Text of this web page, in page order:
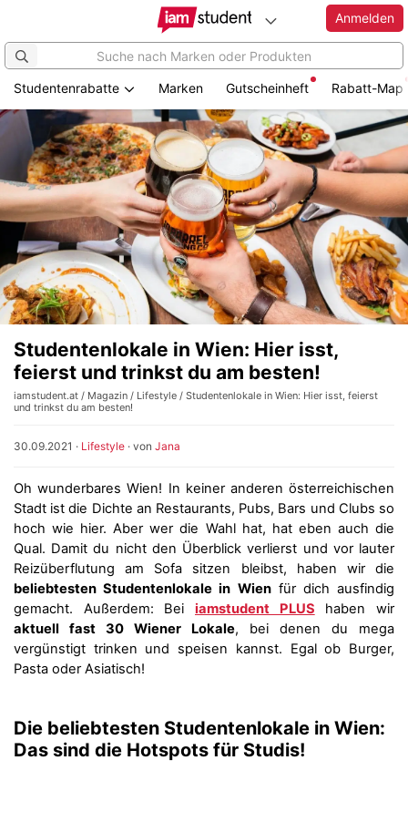
Anmelden
Studentenrabatte Marken Gutscheinheft Rabatt-Map
Studentenlokale in Wien: Hier isst,
feierst und trinkst du am besten!
iamstudent.at / Magazin / Lifestyle / Studentenlokale in Wien: Hier isst, feierst
und trinkst du am besten!
30.09.2021 · Lifestyle · von Jana
Oh wunderbares Wien! In keiner anderen österreichischen
Stadt ist die Dichte an Restaurants, Pubs, Bars und Clubs so
hoch wie hier. Aber wer die Wahl hat, hat eben auch die
Qual. Damit du nicht den Überblick verlierst und vor lauter
Reizüberflutung am Sofa sitzen bleibst, haben wir die
beliebtesten Studentenlokale in Wienfür dich ausfindig
gemacht. Außerdem: Bei iamstudent PLUS haben wir
aktuell fast 30 Wiener Lokale, bei denen du mega
vergünstigt trinken und speisen kannst. Egal ob Burger,
Pasta oder Asiatisch!
Die beliebtesten Studentenlokale in Wien:
Das sind die Hotspots für Studis!